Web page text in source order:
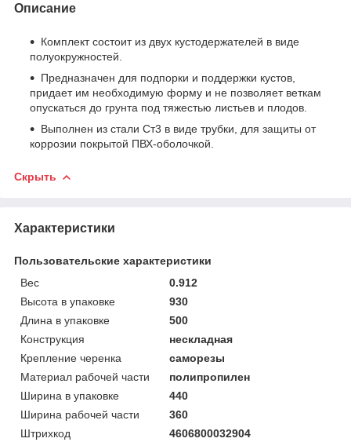
Описание
Комплект состоит из двух кустодержателей в виде
полуокружностей.
Предназначен для подпорки и поддержки кустов,
придает им необходимую форму и не позволяет веткам
опускаться до грунта под тяжестью листьев и плодов.
Выполнен из стали Ст3 в виде трубки, для защиты от
коррозии покрытой ПВХ-оболочкой.
Скрыть
Характеристики
Пользовательские характеристики
Вес
0.912
Высота в упаковке
930
Длина в упаковке
500
Конструкция
нескладная
Крепление черенка
саморезы
Материал рабочей части
полипропилен
Ширина в упаковке
440
Ширина рабочей части
360
Штрихкод
4606800032904